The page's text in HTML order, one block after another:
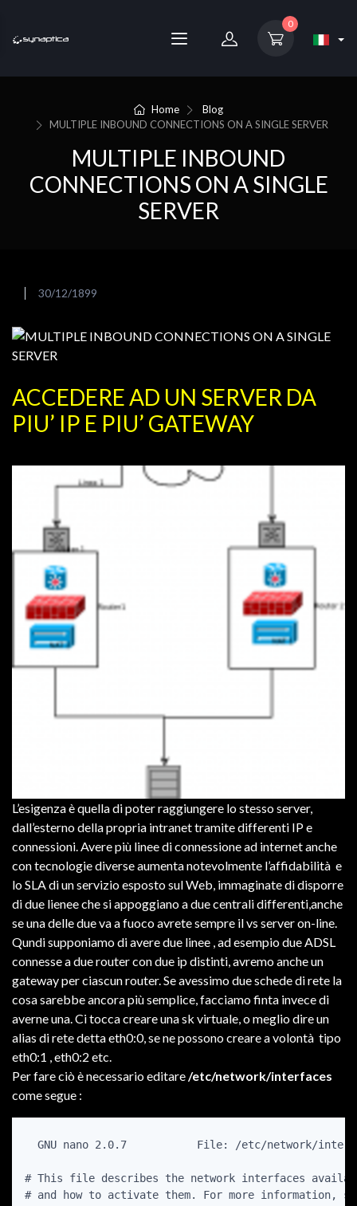
0
Home
Blog
MULTIPLE INBOUND CONNECTIONS ON A SINGLE SERVER
MULTIPLE INBOUND
CONNECTIONS ON A SINGLE
SERVER
30/12/1899
ACCEDERE AD UN SERVER DA
PIU’ IP E PIU’ GATEWAY
L’esigenza è quella di poter raggiungere lo stesso server,
dall’esterno della propria intranet tramite differenti IP e
connessioni. Avere più linee di connessione ad internet anche
con tecnologie diverse aumenta notevolmente l’affidabilità e
lo SLA di un servizio esposto sul Web, immaginate di disporre
di due lienee che si appoggiano a due centrali differenti,anche
se una delle due va a fuoco avrete sempre il vs server on-line.
Qundi supponiamo di avere due linee , ad esempio due ADSL
connesse a due router con due ip distinti, avremo anche un
gateway per ciascun router. Se avessimo due schede di rete la
cosa sarebbe ancora più semplice, facciamo finta invece di
averne una. Ci tocca creare una sk virtuale, o meglio dire un
alias di rete detta eth0:0, se ne possono creare a volontà tipo
eth0:1 , eth0:2 etc.
Per fare ciò è necessario editare/etc/network/interfaces
come segue :
GNU nano 2.0.7           File: /etc/network/
# This file describes the network interfaces
# and how to activate them. For more information,